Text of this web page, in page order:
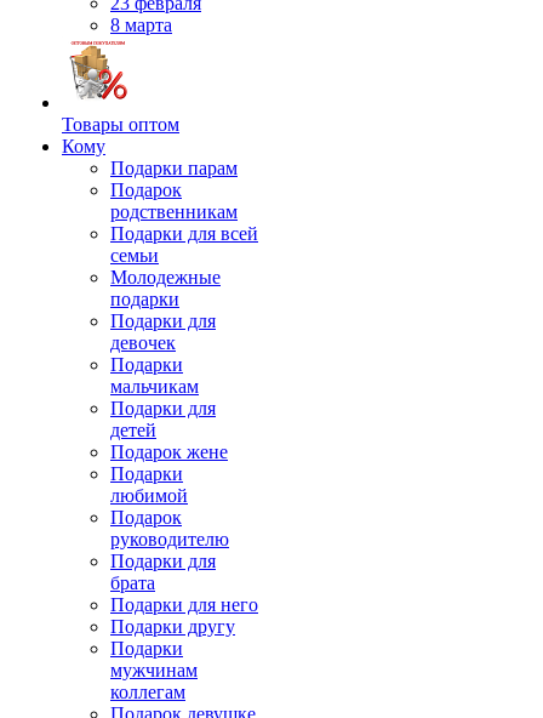
8 марта
Товары оптом
Кому
Подарки парам
Подарок
родственникам
Подарки для всей
семьи
Молодежные
подарки
Подарки для
девочек
Подарки
мальчикам
Подарки для
детей
Подарок жене
Подарки
любимой
Подарок
руководителю
Подарки для
брата
Подарки для него
Подарки другу
Подарки
мужчинам
коллегам
Подарок девушке